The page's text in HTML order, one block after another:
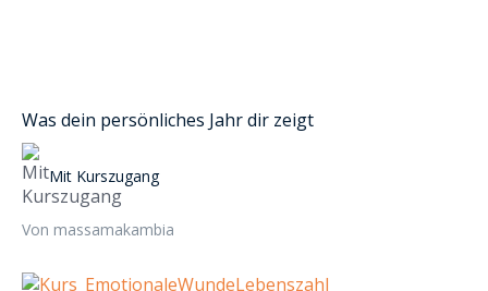
Was dein persönliches Jahr dir zeigt
Mit Kurszugang
Von massamakambia